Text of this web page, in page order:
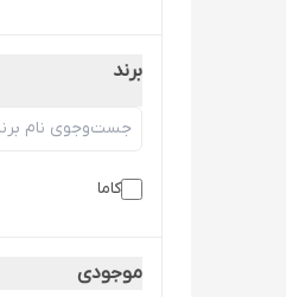
برند
کاما
موجودی